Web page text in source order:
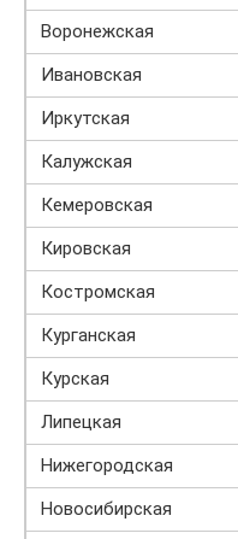
Воронежская
Ивановская
Иркутская
Калужская
Кемеровская
Кировская
Костромская
Курганская
Курская
Липецкая
Нижегородская
Новосибирская